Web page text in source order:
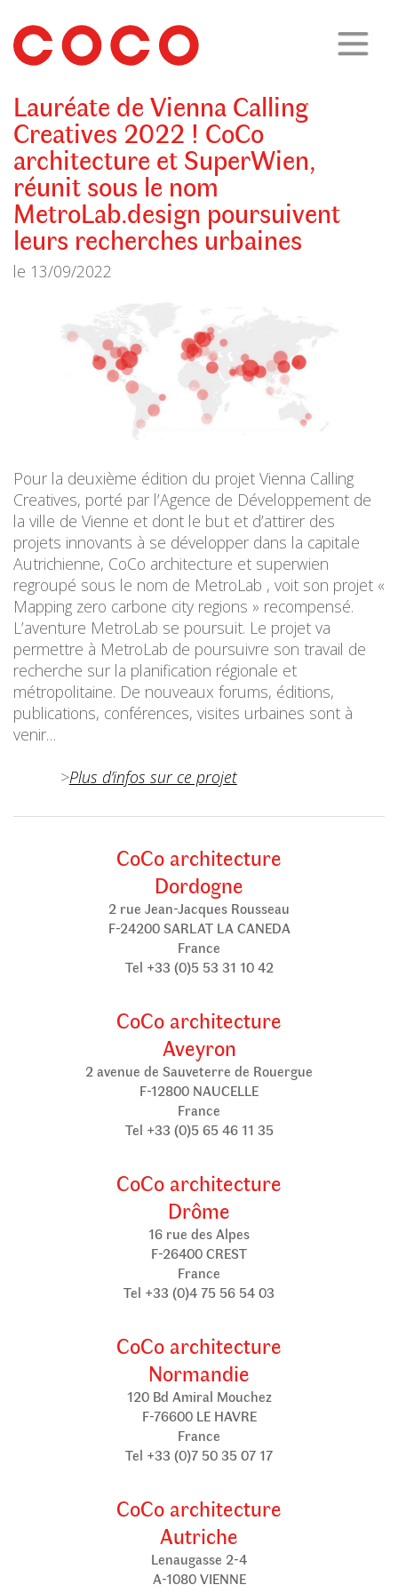
CoCo
Architecture
architecture,
urbanisme,
Lauréate de Vienna Calling
Creatives 2022 ! CoCo
architecture et SuperWien,
réunit sous le nom
MetroLab.design poursuivent
leurs recherches urbaines
le 13/09/2022
Pour la deuxième édition du projet Vienna Calling
Creatives, porté par l’Agence de Développement de
la ville de Vienne et dont le but et d’attirer des
projets innovants à se développer dans la capitale
Autrichienne, CoCo architecture et superwien
regroupé sous le nom de MetroLab , voit son projet «
Mapping zero carbone city regions » recompensé.
L’aventure MetroLab se poursuit. Le projet va
permettre à MetroLab de poursuivre son travail de
recherche sur la planification régionale et
métropolitaine. De nouveaux forums, éditions,
publications, conférences, visites urbaines sont à
venir…
>Plus d’infos sur ce projet
CoCo architecture
Dordogne
2 rue Jean-Jacques Rousseau
F-24200 SARLAT LA CANEDA
France
Tel +33 (0)5 53 31 10 42
CoCo architecture
Aveyron
2 avenue de Sauveterre de Rouergue
F-12800 NAUCELLE
France
Tel +33 (0)5 65 46 11 35
CoCo architecture
Drôme
16 rue des Alpes
F-26400 CREST
France
Tel +33 (0)4 75 56 54 03
CoCo architecture
Normandie
120 Bd Amiral Mouchez
F-76600 LE HAVRE
France
Tel +33 (0)7 50 35 07 17
CoCo architecture
Autriche
Lenaugasse 2-4
A-1080 VIENNE